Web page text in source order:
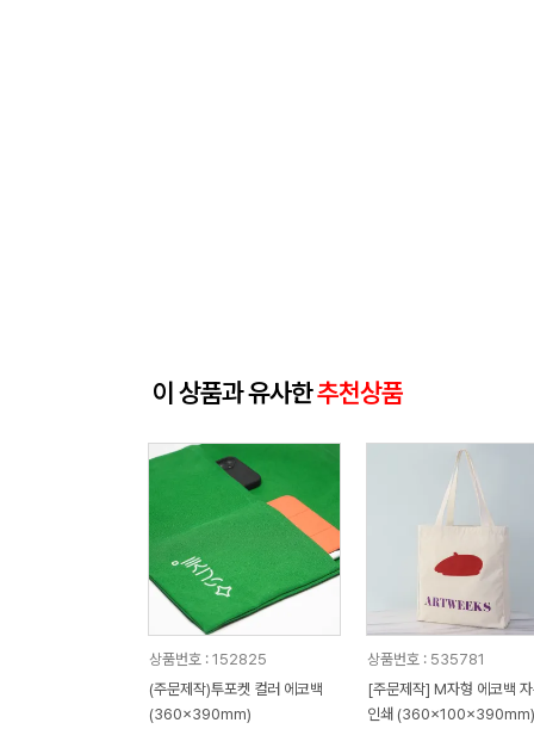
이 상품과 유사한추천상품
상품번호 : 152825
(주문제작)투포켓 컬러 에코백
(360x390mm)
상품번호 : 535781
[주문제작] M자형 에코백
인쇄 (360x100x390mm)